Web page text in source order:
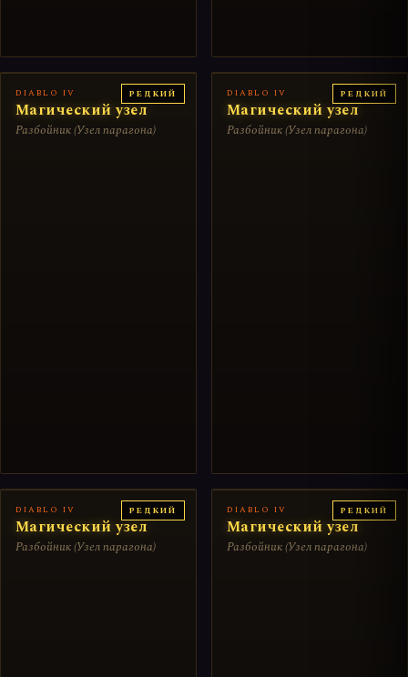
РЕДКИЙ
DIABLO IV
Магический узел
Разбойник (Узел парагона)
РЕДКИЙ
DIABLO IV
Магический узел
Разбойник (Узел парагона)
РЕДКИЙ
DIABLO IV
Магический узел
Разбойник (Узел парагона)
РЕДКИЙ
DIABLO IV
Магический узел
Разбойник (Узел парагона)